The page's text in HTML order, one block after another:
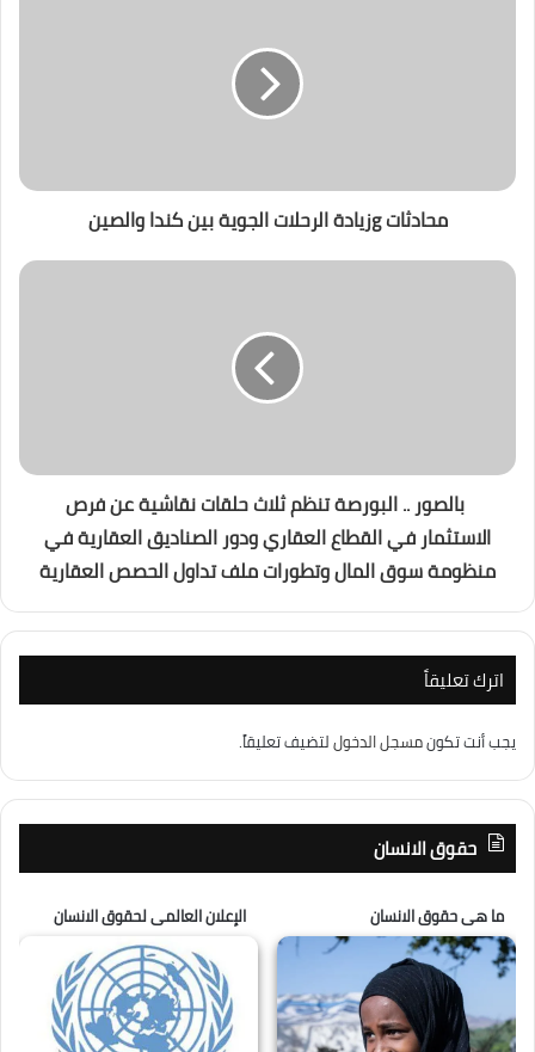
محادثات gزيادة الرحلات الجوية بين كندا والصين
بالصور .. البورصة تنظم ثلاث حلقات نقاشية عن فرص
الاستثمار في القطاع العقاري ودور الصناديق العقارية في
منظومة سوق المال وتطورات ملف تداول الحصص العقارية
اترك تعليقاً
يجب أنت تكونمسجل الدخوللتضيف تعليقاً.
حقوق الانسان
ما هى حقوق الانسان الإعلان العالمى لحقوق الانسان